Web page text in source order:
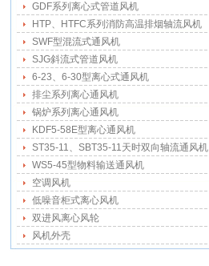
GDF系列离心式管道风机
HTP、HTFC系列消防高温排烟轴流风机
SWF型混流式通风机
SJG斜流式管道风机
6-23、6-30型离心式通风机
排尘系列离心通风机
锅炉系列离心通风机
KDF5-58E型离心通风机
ST35-11、SBT35-11天时双向轴流通风机
WS5-45型物料输送通风机
空调风机
低噪音柜式离心风机
双进风离心风轮
风机外壳